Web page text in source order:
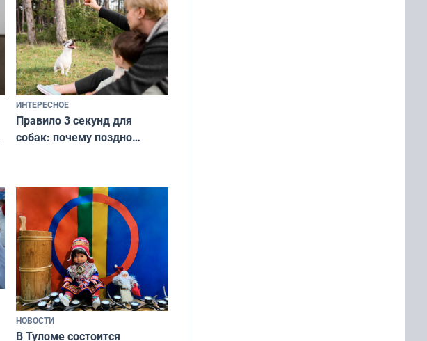
ИНТЕРЕСНОЕ
Правило 3 секунд для
собак: почему поздно
питомцу всё сразу и без
криков
НОВОСТИ
В Туломе состоится